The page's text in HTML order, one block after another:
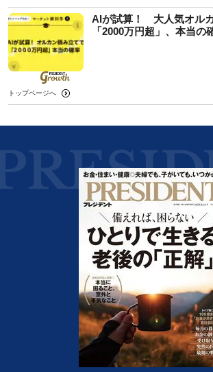
AIが試算！ 大人気オル
「2000万円超」、本当の
トップページへ